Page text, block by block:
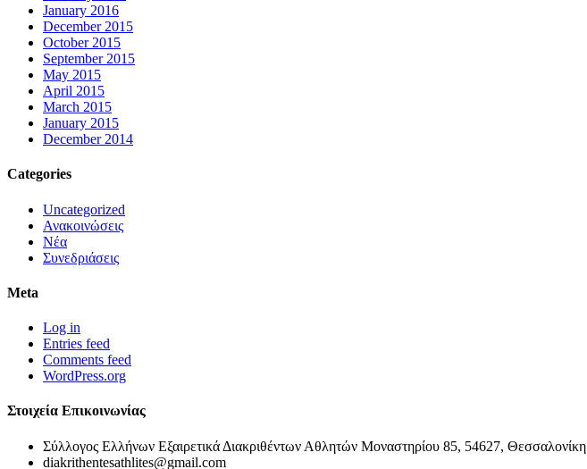
January 2016
December 2015
October 2015
September 2015
May 2015
April 2015
March 2015
January 2015
December 2014
Categories
Uncategorized
Ανακοινώσεις
Νέα
Συνεδριάσεις
Meta
Log in
Entries feed
Comments feed
WordPress.org
Στοιχεία Επικοινωνίας
Σύλλογος Ελλήνων Εξαιρετικά Διακριθέντων Αθλητών Μοναστηρίου 85, 54627, Θεσσαλονίκη
diakrithentesathlites@gmail.com